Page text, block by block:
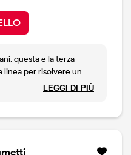
questa e la terza
linea per risolvere un
coinvolte persone
tutto gira
LEGGI DI PIÙ